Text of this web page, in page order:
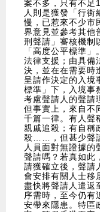
案不多，只有不足
人則是獲發「行街
慢，已惹來不少市
界意見並參考其他
刑聲請」審核機制
「高度公平標準
法律支援；由具備
決，並在在需要時
呈請作決定的入境
標準」下，入境事
考慮聲請人的聲請
但事實上，來自不
千篇一律。有人聲
親戚追殺；有自稱
殺……，但甚少聲
人員面對無證據的
聲請嗎？若真如此
請獲確立後，聲請
會安排有關人士移
盡快將聲請人遣返
序需時，至今仍有
安帶來隱患。特區